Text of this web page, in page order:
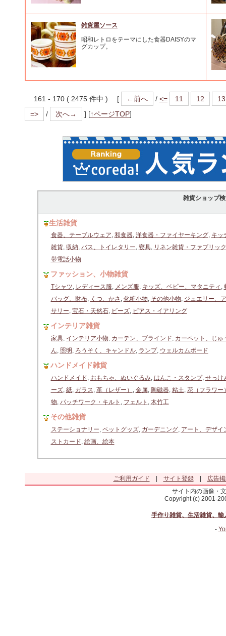
雑貨屋ソース
昭和レトロをテーマにした食器DAISYのマ
グカップ。
161 - 170 ( 2475 件中 ) [ ←前へ / <= 11 12
13
=>
/ 次へ→ ] [↑ページTOP]
雑貨ショップ
生活雑貨
食器、テーブルウェア, 和食器, 洋食器・ファイヤーキング, キッ
雑貨, 収納, バス、トイレタリー, 寝具, リネン雑貨・ファブリック
帯電話小物
ファッション、小物雑貨
Tシャツ, レディース服, メンズ服, キッズ、ベビー、マタニティ ,
バッグ、財布, くつ、かさ , 化粧小物, その他小物, ジュエリー、
サリー, 宝石・天然石, ビーズ, ピアス・イアリング
インテリア雑貨
家具, インテリア小物, カーテン、ブラインド, カーペット、じゅ
ん, 照明 , ろうそく、キャンドル, ランプ, ウェルカムボード
ハンドメイド雑貨
ハンドメイド, おもちゃ、ぬいぐるみ, はんこ・スタンプ, せっけ
ーズ, 紙, ガラス, 革（レザー） , 金属, 陶磁器, 粘土, 花（フラワー
物, パッチワーク・キルト , フェルト , 木竹工
その他雑貨
ステーショナリー, ペットグッズ, ガーデニング, アート、デザイ
ストカード, 絵画、絵本
ご利用ガイド サイト登録|
広告
サイト内の画像・
Copyright (c) 2001-
手作り雑貨、生活雑貨、
-